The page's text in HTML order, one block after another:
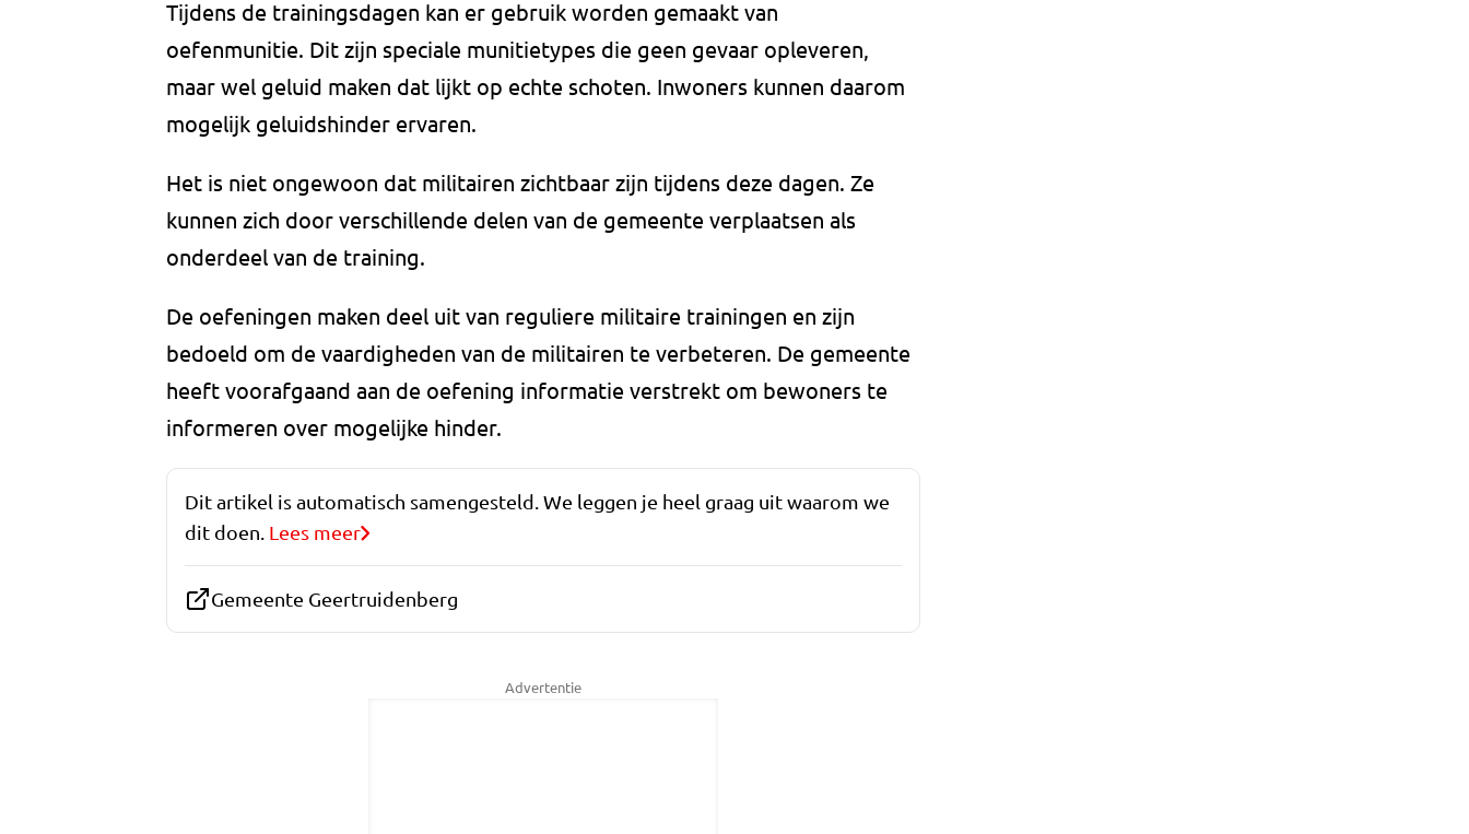
Tijdens de trainingsdagen kan er gebruik worden gemaakt van
oefenmunitie. Dit zijn speciale munitietypes die geen gevaar opleveren,
maar wel geluid maken dat lijkt op echte schoten. Inwoners kunnen daarom
mogelijk geluidshinder ervaren.
Het is niet ongewoon dat militairen zichtbaar zijn tijdens deze dagen. Ze
kunnen zich door verschillende delen van de gemeente verplaatsen als
onderdeel van de training.
De oefeningen maken deel uit van reguliere militaire trainingen en zijn
bedoeld om de vaardigheden van de militairen te verbeteren. De gemeente
heeft voorafgaand aan de oefening informatie verstrekt om bewoners te
informeren over mogelijke hinder.
Dit artikel is automatisch samengesteld. We leggen je heel graag uit waarom we
dit doen. Lees meer
Gemeente Geertruidenberg
Advertentie